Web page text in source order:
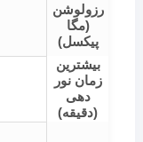
رزولوشن
(مگا
پیکسل)
بیشترین
زمان نور
دهی
(دقیقه)